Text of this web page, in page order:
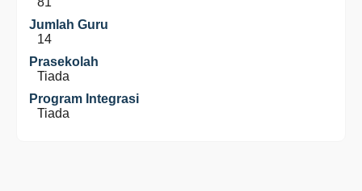
Jumlah Guru
14
Prasekolah
Tiada
Program Integrasi
Tiada